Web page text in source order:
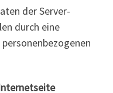
der Server-
durch eine